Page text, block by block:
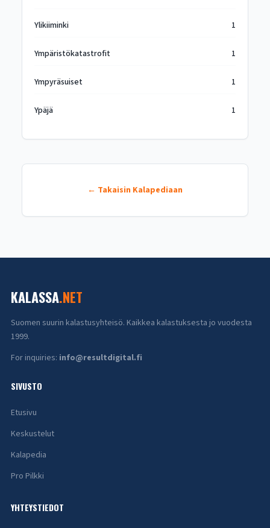
Ylikiiminki 1
Ympäristökatastrofit 1
Ympyräsuiset 1
Ypäjä 1
← Takaisin Kalapediaan
KALASSA.NET
Suomen suurin kalastusyhteisö. Kaikkea kalastuksesta jo vuodesta
1999.
For inquiries: info@resultdigital.fi
SIVUSTO
Etusivu
Keskustelut
Kalapedia
Pro Pilkki
YHTEYSTIEDOT